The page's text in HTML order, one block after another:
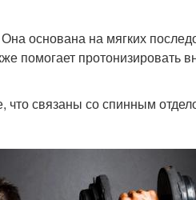
основана на мягких
помогает протонизировать
что связаны со спинным